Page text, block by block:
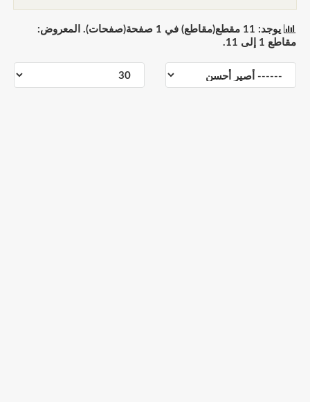
يوجد: 11 مقطع(مقاطع) في 1 صفحة(صفحات). المعروض:
مقاطع 1 إلى 11.